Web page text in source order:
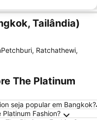
Tailândia)
Ratchathewi,
The Platinum
seja popular em Bangkok?
Fashion?